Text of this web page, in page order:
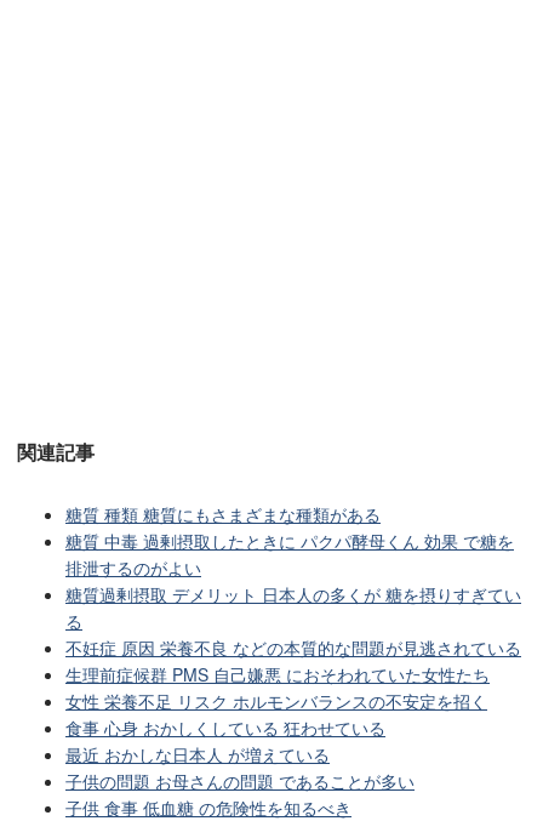
関連記事
糖質 種類 糖質にもさまざまな種類がある
糖質 中毒 過剰摂取したときに パクパ酵母くん 効果 で糖を
排泄するのがよい
糖質過剰摂取 デメリット 日本人の多くが 糖を摂りすぎてい
る
不妊症 原因 栄養不良 などの本質的な問題が見逃されている
生理前症候群 PMS 自己嫌悪 におそわれていた女性たち
女性 栄養不足 リスク ホルモンバランスの不安定を招く
食事 心身 おかしくしている 狂わせている
最近 おかしな日本人 が増えている
子供の問題 お母さんの問題 であることが多い
子供 食事 低血糖 の危険性を知るべき